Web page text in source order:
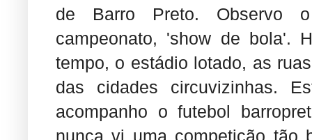
de Barro Preto. Observo
campeonato, 'show de bola'.
tempo, o estádio lotado, as
das cidades circuvizinhas.
acompanho o futebol
nunca vi uma competição tão